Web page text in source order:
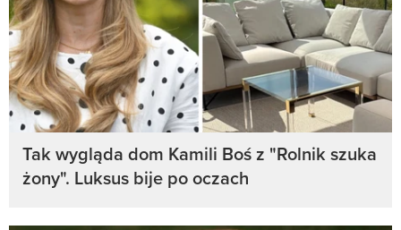
Tak wygląda dom Kamili Boś z "Rolnik szuka
żony". Luksus bije po oczach